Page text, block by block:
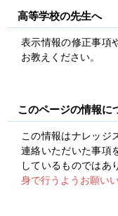
高等学校の先生へ
表示情報の修正事項
お教えください。
このページの情報に
この情報はナレッジ
連絡いただいた事項
しているものではあ
身で行うようお願い